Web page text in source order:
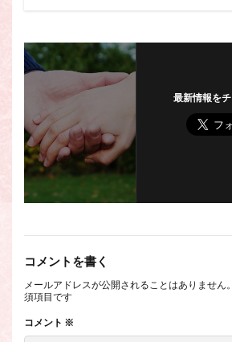
最新情報を
コメントを書く
メールアドレスが公開されることはありません。
須項目です
コメント ※